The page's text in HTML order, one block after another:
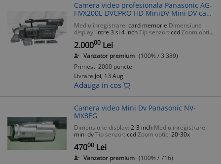
Camera video profesionala Panasonic AG-
HVX200E DVCPRO HD MiniDV Mini DV card
P2 16GB + 32 GB Full HD
Mediu inregistrare: card memorie Dimensiune
display: intre 3 si 4 inchTip senzor: ccdZoom optic:
2.00000 Lei
Vanzator premium (100% / 3.389)
Primesti 2000 puncte
Livrare Joi, 13 Aug
Adauga in cos
Camera video Mini Dv Panasonic NV-
MX8EG
Dimensiune display: 2-3 inch Mediu inregistrare:
mini dvTip senzor: ccdZoom optic: 20-30x
47000 Lei
Vanzator premium (100% / 716)